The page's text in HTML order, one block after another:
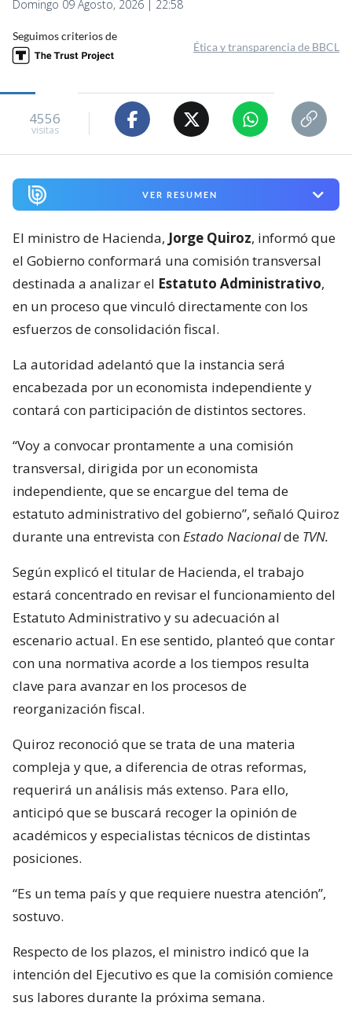
Domingo 09 Agosto, 2026 | 22:58
Seguimos criterios de
Ética y transparencia de BBCL
4556
visitas
VER RESUMEN
El ministro de Hacienda, Jorge Quiroz, informó que
el Gobierno conformará una comisión transversal
destinada a analizar el Estatuto Administrativo,
en un proceso que vinculó directamente con los
esfuerzos de consolidación fiscal.
La autoridad adelantó que la instancia será
encabezada por un economista independiente y
contará con participación de distintos sectores.
“Voy a convocar prontamente a una comisión
transversal, dirigida por un economista
independiente, que se encargue del tema de
estatuto administrativo del gobierno”, señaló Quiroz
durante una entrevista conEstado Nacionalde TVN.
Según explicó el titular de Hacienda, el trabajo
estará concentrado en revisar el funcionamiento del
Estatuto Administrativo y su adecuación al
escenario actual. En ese sentido, planteó que contar
con una normativa acorde a los tiempos resulta
clave para avanzar en los procesos de
reorganización fiscal.
Quiroz reconoció que se trata de una materia
compleja y que, a diferencia de otras reformas,
requerirá un análisis más extenso. Para ello,
anticipó que se buscará recoger la opinión de
académicos y especialistas técnicos de distintas
posiciones.
“Es un tema país y que requiere nuestra atención”,
sostuvo.
Respecto de los plazos, el ministro indicó que la
intención del Ejecutivo es que la comisión comience
sus labores durante la próxima semana.